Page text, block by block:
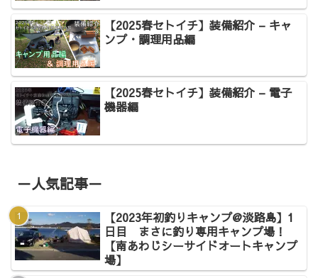
【2025春セトイチ】装備紹介 – キャ
ンプ・調理用品編
【2025春セトイチ】装備紹介 – 電子
機器編
－人気記事－
【2023年初釣りキャンプ@淡路島】1
日目 まさに釣り専用キャンプ場！
【南あわじシーサイドオートキャンプ
場】